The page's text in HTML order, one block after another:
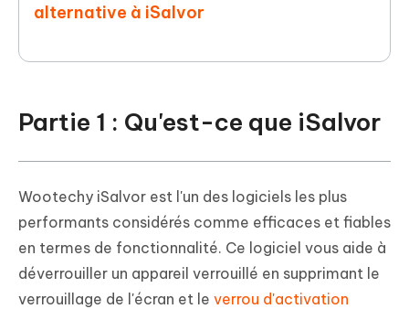
alternative à iSalvor
Partie 1 : Qu'est-ce que iSalvor
Wootechy iSalvor est l'un des logiciels les plus
performants considérés comme efficaces et fiables
en termes de fonctionnalité. Ce logiciel vous aide à
déverrouiller un appareil verrouillé en supprimant le
verrouillage de l'écran et le verrou d'activation